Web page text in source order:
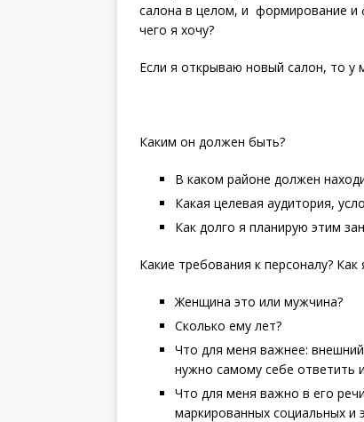
салона в целом, и формирование и
чего я хочу?
Если я открываю новый салон, то у
Каким он должен быть?
В каком районе должен
Какая целевая аудитория,
Как долго я планирую этим
Какие требования к персоналу? Как
Женщина это или мужчина?
Сколько ему лет?
Что для меня важнее:
нужно самому себе ответить
Что для меня важно в его
маркированных социальных и